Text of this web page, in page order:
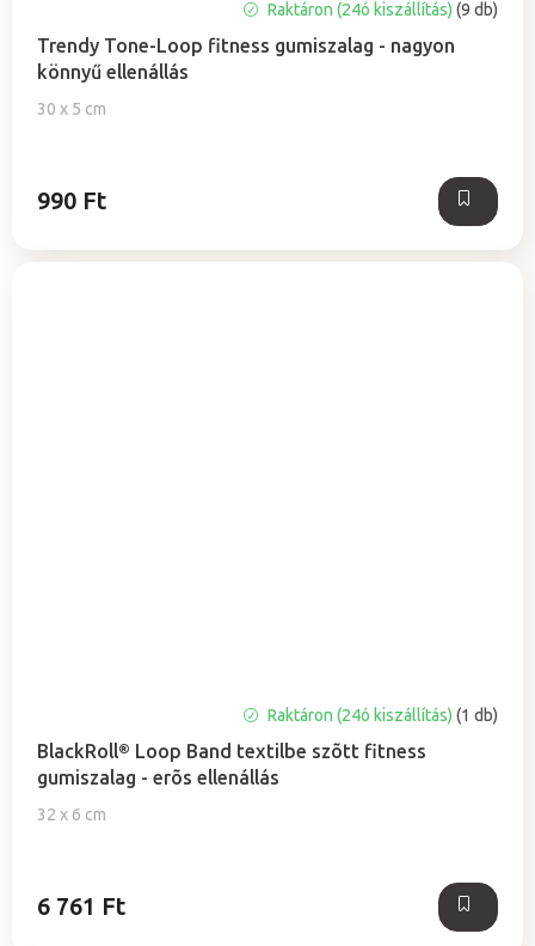
Trendy Tone-Loop fitness gumiszalag - nagyon
könnyű ellenállás
30 x 5 cm
termék
átlagos
értékelése
5-
Raktáron (24ó kiszállítás)(9 db)
990 Ft
BlackRoll® Loop Band textilbe szõtt fitness
gumiszalag - erõs ellenállás
32 x 6 cm
termék
átlagos
értékelése
5-
Raktáron (24ó kiszállítás)(1 db)
6 761 Ft